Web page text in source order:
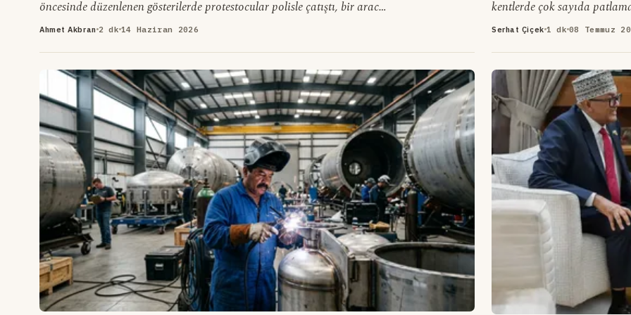
öncesinde düzenlenen gösterilerde protestocular polisle çatıştı, bir aracı
ateşe verdi ve Birleşmiş Milletler ofisinin camlarını kırdı.
Ahmet Akbran 2 dk 14 Haziran 2026
kentlerde çok sayıda
patlamalardan sonra
Serhat Çiçek 1 dk 08 Temmuz